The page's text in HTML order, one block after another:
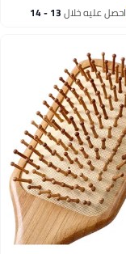
احصل عليه خلال 13 - 14
اغسطس